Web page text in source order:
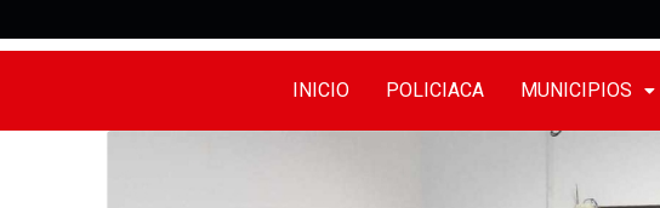
INICIO POLICIACA MUNICIPIOS